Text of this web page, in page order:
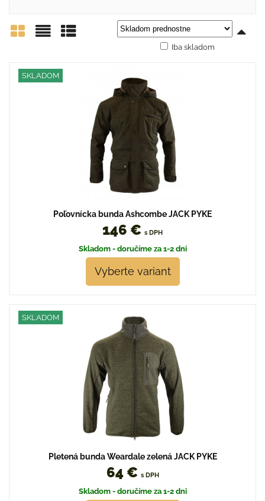
Iba skladom
SKLADOM
Poľovnícka bunda Ashcombe JACK PYKE
146 € s DPH
Skladom - doručíme za 1-2 dni
Vyberte variant
SKLADOM
Pletená bunda Weardale zelená JACK PYKE
64 € s DPH
Skladom - doručíme za 1-2 dni